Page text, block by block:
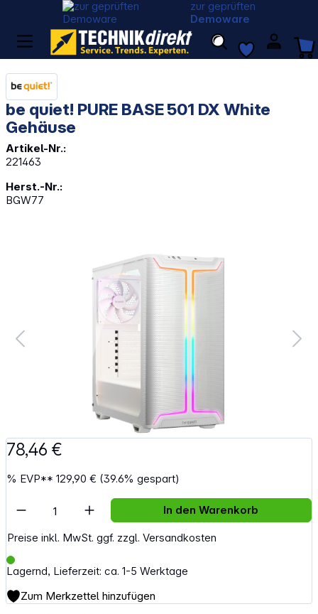
zur geprüften
Demoware
be quiet! PURE BASE 501 DX White
Gehäuse
Artikel-Nr.:
221463
Herst.-Nr.:
BGW77
78,46 €
% EVP**129,90 € (39.6% gespart)
Preise inkl. MwSt. ggf. zzgl. Versandkosten
Lagernd, Lieferzeit: ca. 1-5 Werktage
Artikel Anzahl: Gib den gewünschten
In den Warenkorb
Zum Merkzettel hinzufügen